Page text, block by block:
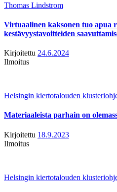
Thomas Lindstrom
Virtuaalinen kaksonen tuo apua
kestävyystavoitteiden
Kirjoitettu 24.6.2024
Ilmoitus
Helsingin kiertotalouden
Materiaaleista parhain on
Kirjoitettu 18.9.2023
Ilmoitus
Helsingin kiertotalouden